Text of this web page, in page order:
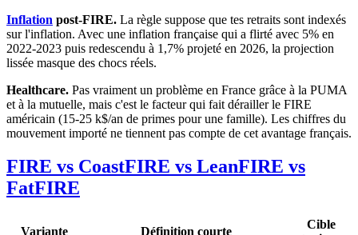
Inflation post-FIRE. La règle suppose que tes retraits sont indexés
sur l'inflation. Avec une inflation française qui a flirté avec 5% en
2022-2023 puis redescendu à 1,7% projeté en 2026, la projection
lissée masque des chocs réels.
Healthcare. Pas vraiment un problème en France grâce à la PUMA
et à la mutuelle, mais c'est le facteur qui fait dérailler le FIRE
américain (15-25 k$/an de primes pour une famille). Les chiffres du
mouvement importé ne tiennent pas compte de cet avantage français.
FIRE vs CoastFIRE vs LeanFIRE vs
FatFIRE
Variante Définition courte
Cible